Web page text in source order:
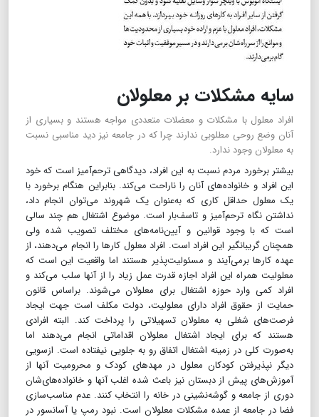
سایه مشکلات بر معلولان
افراد معلول با مشکلات و معضلات متعددی مواجه هستند و بسیاری از
آنان وضع روحی مطلوبی ندارند چرا که در جامعه نیز دید مناسبی نسبت
به معلولان وجود ندارد.
بیشتر برخورد مردم نسبت به این افراد، دیدگاهی ترحم‌آمیز است که خود
این افراد و خانواده‌های آنان را ناراحت می‌کند. بنابراین هنگام برخورد با
یک معلول حداقل کاری که به‌عنوان یک شهروند می‌توان انجام داد،
نداشتن نگاه ترحم‌آمیز و تاسف‌‌بار است. موضوع اشتغال هم چند سالی
است که با وجود قوانین و آیین‌نامه‌های مختلف تصویب شده ولی
همچنان گریبانگیر این افراد است. افراد معلول کارها را انجام می‌دهند، از
عهده کارها برمی‌آیند و مسئولیت‌پذیر هستند اما واقعیت این است که
معلولیت همراه این افراد اجازه قدرت عمل زیاد را از آنها سلب می‌کند و
افراد کمی وارد حوزه اشتغال برای معلولان می‌شوند. براساس قانون
حمایت از حقوق افراد دارای معلولیت، دولت مکلف است جهت ایجاد
فرصت‌های شغلی به معلولان تسهیلاتی را پرداخت کند. البته افرادی
هستند که برای ایجاد اشتغال معلولان اقداماتی انجام می‌دهند اما
به‌صورت کلی در زمینه اشتغال اتفاق رو به جلویی نیفتاده است. ازسویی
دیگر نپذیرفتن کودکان معلول در مهدهای کودک‌ و محرومیت آنها از
آموزش‌های پیش از دبستان نیز باعث شده اغلب آنها و خانواده‌های‌شان
دوری از جامعه و گوشه‌نشینی در خانه را انتخاب کنند. عدم مناسب‌سازی
فضا در جامعه از عمده مشکلات معلولان است. نبود رمپ یا آسانسور در